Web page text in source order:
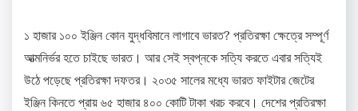
১ হাজার ১০০ ইঞ্জিন কোন যুদ্ধবিমানে লাগাবে ভারত? প্রতিরক্ষা ক্ষেত্রে সম্পূর্ণ
আত্মনির্ভর হতে চাইছে ভারত। আর সেই স্বপ্নকে সত্যি করতে এবার সত্যিই
উঠে পড়েছে প্রতিরক্ষা দফতর। ২০৩৫ সালের মধ্যে ভারত ফাইটার জেটের
ইঞ্জিন কিনতে প্রায় ৬৫ হাজার ৪০০ কোটি টাকা খরচ করবে। দেশের প্রতিরক্ষা